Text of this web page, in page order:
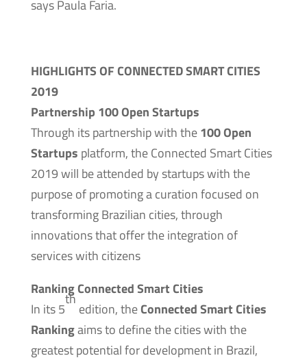
says Paula Faria.
HIGHLIGHTS OF CONNECTED SMART CITIES
2019
Partnership 100 Open Startups
Through its partnership with the100 Open
Startups platform, the Connected Smart Cities
2019 will be attended by startups with the
purpose of promoting a curation focused on
transforming Brazilian cities, through
innovations that offer the integration of
services with citizens
Ranking Connected Smart Cities
In its 5
th
edition, theConnected Smart Cities
Rankingaims to define the cities with the
greatest potential for development in Brazil,